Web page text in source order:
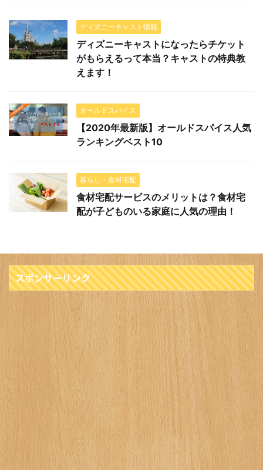
ディズニーキャスト情報
ディズニーキャストになったらチケット
がもらえるって本当？キャストの特典教
えます！
オールドスパイス
【2020年最新版】オールドスパイス人気
ランキングベスト10
暮らし・食材宅配
食材宅配サービスのメリットは？食材宅
配が子どものいる家庭に人気の理由！
スポンサーリンク